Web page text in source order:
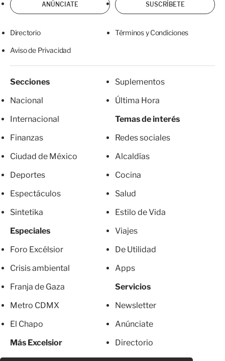
ANÚNCIATE SUSCRÍBETE
Directorio Términos y Condiciones
Aviso de Privacidad
Secciones
Nacional
Internacional
Finanzas
Ciudad de México
Deportes
Espectáculos
Sintetika
Especiales
Foro Excélsior
Crisis ambiental
Franja de Gaza
Metro CDMX
El Chapo
Más Excelsior
Suplementos
Última Hora
Temas de interés
Redes sociales
Alcaldías
Cocina
Salud
Estilo de Vida
Viajes
De Utilidad
Apps
Servicios
Newsletter
Anúnciate
Directorio